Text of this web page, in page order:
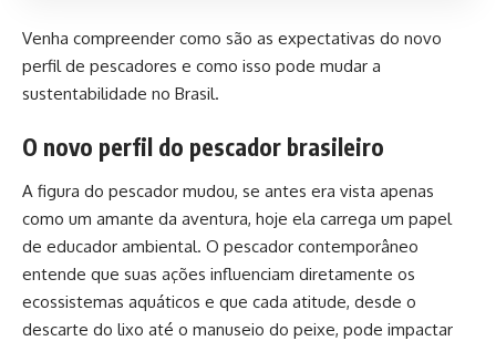
Venha compreender como são as expectativas do novo
perfil de pescadores e como isso pode mudar a
sustentabilidade no Brasil.
O novo perfil do pescador brasileiro
A figura do pescador mudou, se antes era vista apenas
como um amante da aventura, hoje ela carrega um papel
de educador ambiental. O pescador contemporâneo
entende que suas ações influenciam diretamente os
ecossistemas aquáticos e que cada atitude, desde o
descarte do lixo até o manuseio do peixe, pode impactar